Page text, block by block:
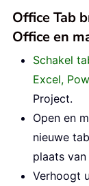
Office Tab
Office en
Schakel
Excel,
Project.
Open en
nieuwe
plaats
Verhoogt